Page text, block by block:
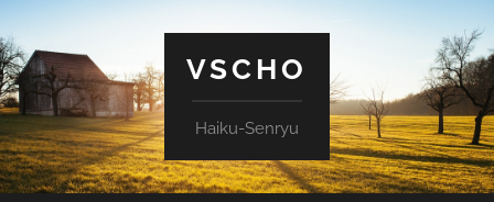
VSCHO
Haiku-Senryu